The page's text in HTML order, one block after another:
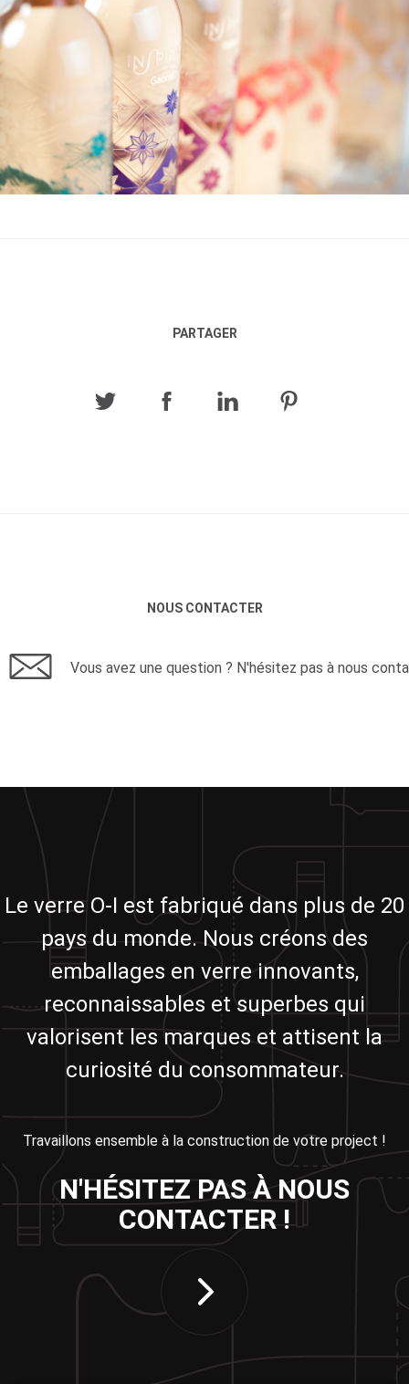
PARTAGER
NOUS CONTACTER
Vous avez une question ? N'hésitez pas à nous
Le verre O-I est fabriqué dans plus de 20
pays du monde. Nous créons des
emballages en verre innovants,
reconnaissables et superbes qui
valorisent les marques et attisent la
curiosité du consommateur.
Travaillons ensemble à la construction de votre project !
N'HÉSITEZ PAS À NOUS
CONTACTER !